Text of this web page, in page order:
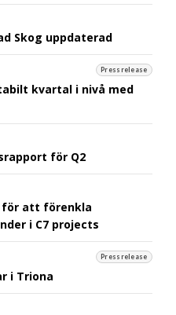
Skog uppdaterad
Pressrelease
kvartal i nivå med
för Q2
för att förenkla
i C7 projects
Pressrelease
i Triona